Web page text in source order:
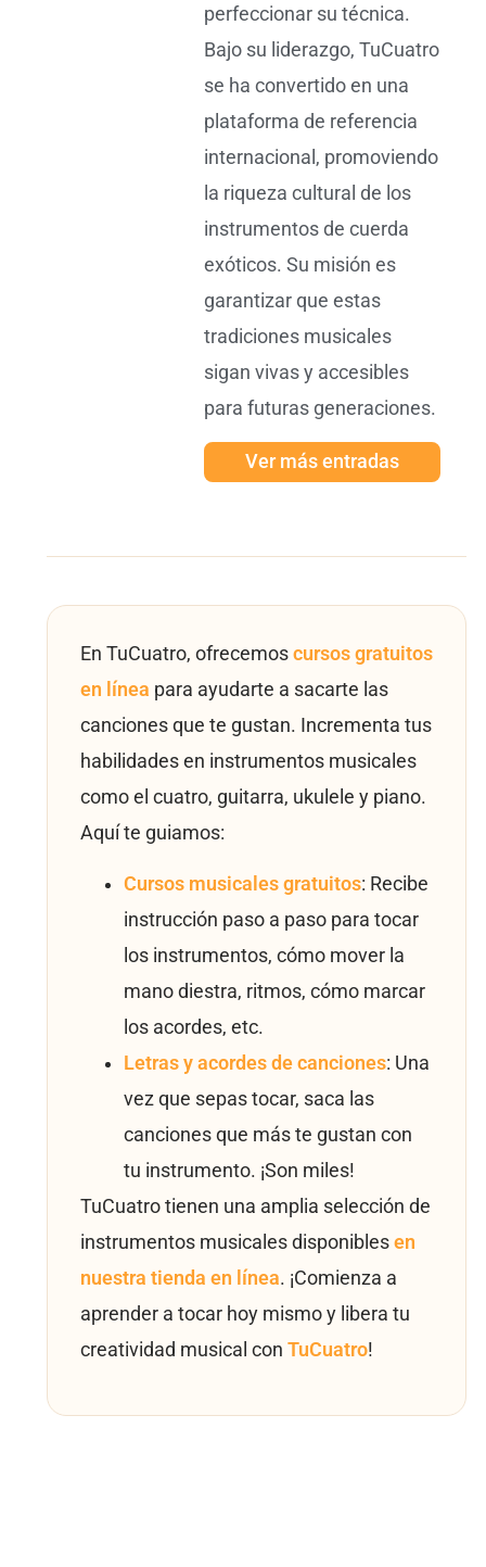
perfeccionar su técnica.
Bajo su liderazgo, TuCuatro
se ha convertido en una
plataforma de referencia
internacional, promoviendo
la riqueza cultural de los
instrumentos de cuerda
exóticos. Su misión es
garantizar que estas
tradiciones musicales
sigan vivas y accesibles
para futuras generaciones.
Ver más entradas
En TuCuatro, ofrecemos cursos gratuitos
en línea para ayudarte a sacarte las
canciones que te gustan. Incrementa tus
habilidades en instrumentos musicales
como el cuatro, guitarra, ukulele y piano.
Aquí te guiamos:
Cursos musicales gratuitos: Recibe
instrucción paso a paso para tocar
los instrumentos, cómo mover la
mano diestra, ritmos, cómo marcar
los acordes, etc.
Letras y acordes de canciones: Una
vez que sepas tocar, saca las
canciones que más te gustan con
tu instrumento. ¡Son miles!
TuCuatro tienen una amplia selección de
instrumentos musicales disponibles en
nuestra tienda en línea. ¡Comienza a
aprender a tocar hoy mismo y libera tu
creatividad musical con TuCuatro!